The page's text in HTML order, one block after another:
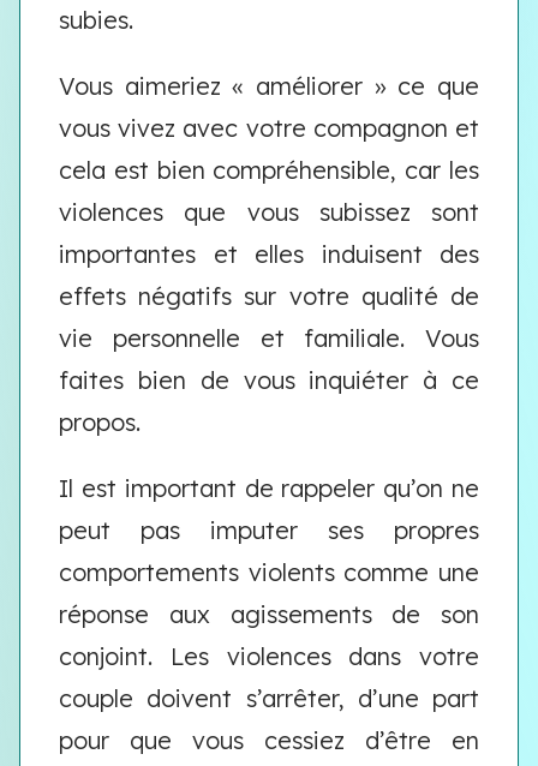
subies.
Vous aimeriez « améliorer » ce que
vous vivez avec votre compagnon et
cela est bien compréhensible, car les
violences que vous subissez sont
importantes et elles induisent des
effets négatifs sur votre qualité de
vie personnelle et familiale. Vous
faites bien de vous inquiéter à ce
propos.
Il est important de rappeler qu’on ne
peut pas imputer ses propres
comportements violents comme une
réponse aux agissements de son
conjoint. Les violences dans votre
couple doivent s’arrêter, d’une part
pour que vous cessiez d’être en